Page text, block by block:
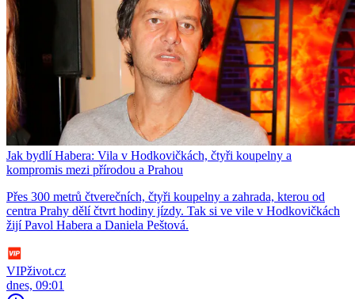
Jak bydlí Habera: Vila v Hodkovičkách, čtyři koupelny a
kompromis mezi přírodou a Prahou
Přes 300 metrů čtverečních, čtyři koupelny a zahrada, kterou od
centra Prahy dělí čtvrt hodiny jízdy. Tak si ve vile v Hodkovičkách
žijí Pavol Habera a Daniela Peštová.
VIPživot.cz
dnes, 09:01